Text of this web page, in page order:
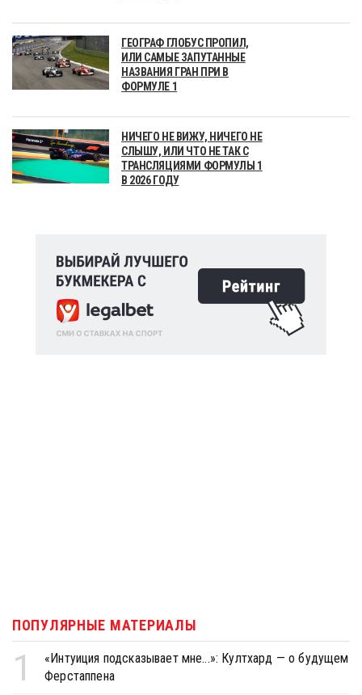
ГЕОГРАФ ГЛОБУС ПРОПИЛ,
ИЛИ САМЫЕ ЗАПУТАННЫЕ
НАЗВАНИЯ ГРАН ПРИ В
ФОРМУЛЕ 1
НИЧЕГО НЕ ВИЖУ, НИЧЕГО НЕ
СЛЫШУ, ИЛИ ЧТО НЕ ТАК С
ТРАНСЛЯЦИЯМИ ФОРМУЛЫ 1
В 2026 ГОДУ
ПОПУЛЯРНЫЕ МАТЕРИАЛЫ
1
«Интуиция подсказывает мне...»: Култхард — о будущем
Ферстаппена